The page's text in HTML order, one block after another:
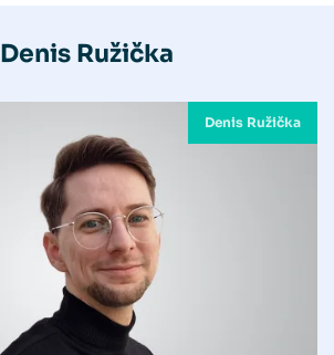
Denis Ružička
Denis Ružička